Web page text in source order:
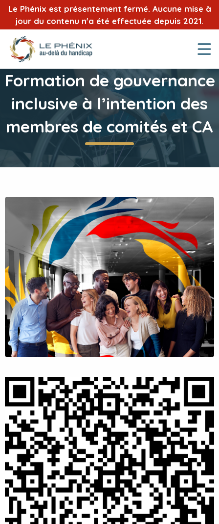
Le Phénix est présentement fermé. Aucune mise à
jour du contenu n'a été effectuée depuis 2021.
Formation de gouvernance
inclusive à l’intention des
membres de comités et CA